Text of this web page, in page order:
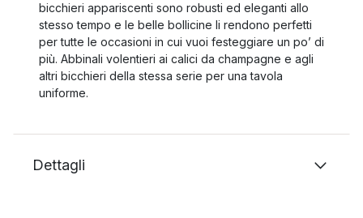
bicchieri appariscenti sono robusti ed eleganti allo
stesso tempo e le belle bollicine li rendono perfetti
per tutte le occasioni in cui vuoi festeggiare un po’ di
più. Abbinali volentieri ai calici da champagne e agli
altri bicchieri della stessa serie per una tavola
uniforme.
Dettagli